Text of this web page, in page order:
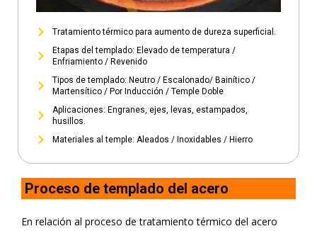
Tratamiento térmico para aumento de dureza superficial.
Etapas del templado: Elevado de temperatura /
Enfriamiento / Revenido
Tipos de templado: Neutro / Escalonado/ Bainítico /
Martensítico / Por Inducción / Temple Doble
Aplicaciones: Engranes, ejes, levas, estampados,
husillos.
Materiales al temple: Aleados / Inoxidables / Hierro
Proceso de templado del acero
En relación al proceso de tratamiento térmico del acero